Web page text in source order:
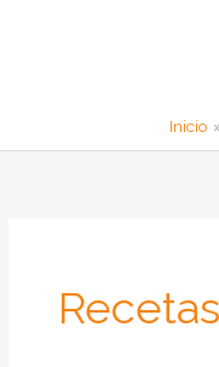
Inicio